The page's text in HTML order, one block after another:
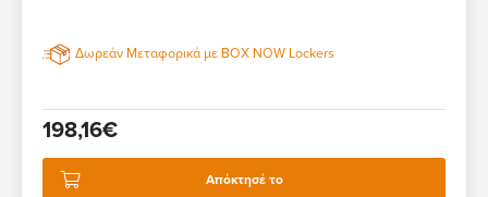
Δωρεάν Μεταφορικά με BOX NOW Lockers
198,16€
Απόκτησέ το